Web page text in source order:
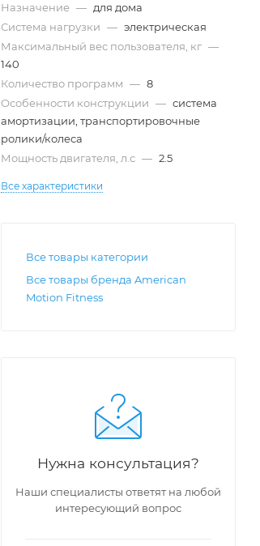
Назначение — для дома
Система нагрузки — электрическая
Максимальный вес пользователя, кг —
140
Количество программ — 8
Особенности конструкции — система
амортизации, транспортировочные
ролики/колеса
Мощность двигателя, л.с — 2.5
Все характеристики
Все товары категории
Все товары бренда American
Motion Fitness
Нужна консультация?
Наши специалисты ответят на любой
интересующий вопрос